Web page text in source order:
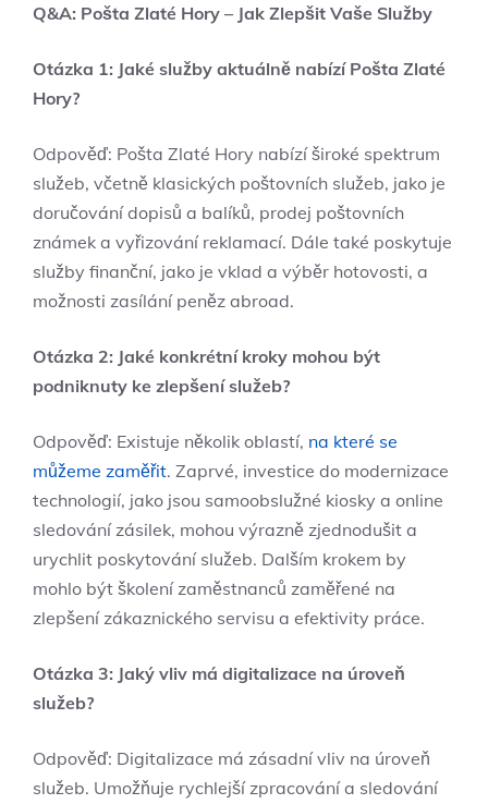
Q&A: Pošta Zlaté Hory – Jak Zlepšit Vaše Služby
Otázka 1: Jaké služby aktuálně nabízí Pošta Zlaté
Hory?
Odpověď: Pošta Zlaté Hory nabízí široké spektrum
služeb, včetně klasických poštovních služeb, jako je
doručování dopisů a balíků, prodej poštovních
známek a vyřizování reklamací. Dále také poskytuje
služby finanční, jako je vklad a výběr hotovosti, a
možnosti zasílání peněz abroad.
Otázka 2: Jaké konkrétní kroky mohou být
podniknuty ke zlepšení služeb?
Odpověď: Existuje několik oblastí, na které se
můžeme zaměřit. Zaprvé, investice do modernizace
technologií, jako jsou samoobslužné kiosky a online
sledování zásilek, mohou výrazně zjednodušit a
urychlit poskytování služeb. Dalším krokem by
mohlo být školení zaměstnanců zaměřené na
zlepšení zákaznického servisu a efektivity práce.
Otázka 3: Jaký vliv má digitalizace na úroveň
služeb?
Odpověď: Digitalizace má zásadní vliv na úroveň
služeb. Umožňuje rychlejší zpracování a sledování